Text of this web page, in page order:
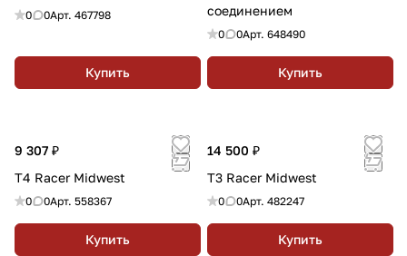
0 0Арт. 467798
Купить
соединением
0 0Арт. 648490
Купить
9 307 ₽
T4 Racer Midwest
0 0Арт. 558367
Купить
14 500 ₽
T3 Racer Midwest
0 0Арт. 482247
Купить